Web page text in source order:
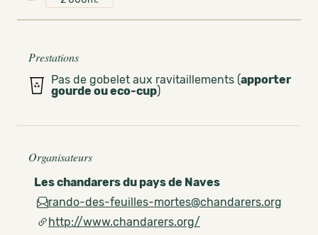
Prestations
Pas de gobelet aux ravitaillements (apporter
gourde ou eco-cup)
Organisateurs
Les chandarers du pays de Naves
rando-des-feuilles-mortes@chandarers.org
http://www.chandarers.org/